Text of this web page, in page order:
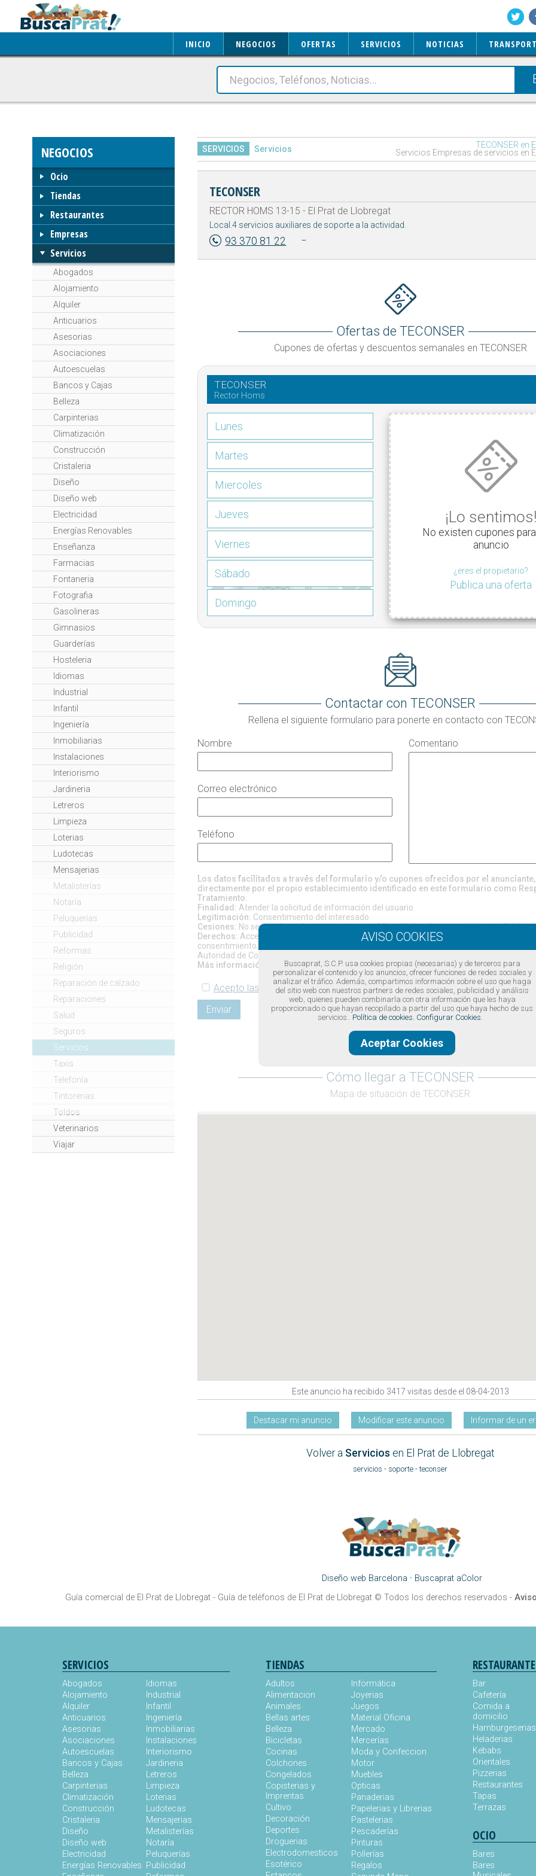
INICIO NEGOCIOS OFERTAS SERVICIOS NOTICIAS
NEGOCIOS
Ocio
Tiendas
Restaurantes
Empresas
Servicios
Abogados
Alojamiento
Alquiler
Anticuarios
Asesorias
Asociaciones
Autoescuelas
Bancos y Cajas
Belleza
Carpinterias
Climatización
Construcción
Cristaleria
Diseño
Diseño web
Electricidad
Energías Renovables
Enseñanza
Farmacias
Fontaneria
Fotografia
Gasolineras
Gimnasios
Guarderías
Hosteleria
Idiomas
Industrial
Infantil
Ingeniería
Inmobiliarias
Instalaciones
Interiorismo
Jardineria
Letreros
Limpieza
Loterias
Ludotecas
Mensajerias
Metalisterías
Notaría
Peluquerías
Publicidad
Reformas
Religión
Reparación de calzado
Reparaciones
Salud
Seguros
Servicios
Taxis
Telefonía
Tintorerias
Toldos
Veterinarios
Viajar
SERVICIOS Servicios
TECONSER en
Servicios Empresas de servicios en
TECONSER
RECTOR HOMS 13-15 - El Prat de Llobregat
Local.4 servicios auxiliares de soporte a la actividad.
93 370 81 22
Ofertas de TECONSER
Cupones de ofertas y descuentos semanales en TECONSER
TECONSER
Rector Homs
Lunes
Martes
Miercoles
Jueves
Viernes
Sábado
Domingo
¡Lo
No existen cupones
anuncio
¿eres el propietario?
Publica una oferta
Contactar con TECONSER
Rellena el siguiente formulario para ponerte en contacto con
Nombre
Correo electrónico
Teléfono
Comentario
Los datos facilitados a través del formulario y/o cupones ofrecidos por el
directamente por el propio establecimiento identificado en este formulario como
Tratamiento.
Finalidad: Atender la solicitud de información del usuario.
Legitimación: Consentimiento del interesado.
Cesiones: No se prevén cesiones, excepto por obligación legal o requerimiento judicial.
Derechos: Acceso, rectificación, supresión, oposición, limitación, portabilidad, revocación
consentimiento. Si considera que el tratamiento de sus datos no se ajusta a la normativa,
Autoridad de Control (
Más información:
https://www.buscaprat.com/avisos-legales/privacidad/ia49747
Acepto las condiciones legales
Enviar
Cómo llegar a TECONSER
Mapa de situación de TECONSER
Este anuncio ha recibido 3417 visitas desde el 08-04-2013
Destacar mi anuncio Modificar este anuncio Informar de un
Volver a Servicios en El Prat de Llobregat
servicios - soporte -teconser
Diseño web Barcelona · Buscaprat aColor
Guía comercial de El Prat de Llobregat - Guía de teléfonos de El Prat de Llobregat© Todos los derechos reservados -
SERVICIOS
Abogados
Alojamiento
Alquiler
Anticuarios
Asesorias
Asociaciones
Autoescuelas
Bancos y Cajas
Belleza
Carpinterias
Climatización
Construcción
Cristaleria
Diseño
Diseño web
Electricidad
Energías Renovables
Idiomas
Industrial
Infantil
Ingeniería
Inmobiliarias
Instalaciones
Interiorismo
Jardineria
Letreros
Limpieza
Loterias
Ludotecas
Mensajerias
Metalisterías
Notaría
Peluquerías
Publicidad
TIENDAS
Adultos
Alimentacion
Animales
Bellas artes
Belleza
Bicicletas
Cocinas
Colchones
Congelados
Copisterias y
Imprentas
Cultivo
Decoración
Deportes
Droguerias
Electrodomesticos
Esotérico
Informática
Joyerias
Juegos
Material Oficina
Mercado
Mercerías
Moda y Confeccion
Motor
Muebles
Opticas
Panaderias
Papelerias y Librerias
Pastelerias
Pescaderías
Pinturas
Pollerías
Regalos
Bar
Cafetería
Comida a
domicilio
Hamburgeserias
Heladerias
Kebabs
Orientales
Pizzerias
Restaurantes
Tapas
Terrazas
OCIO
Bares
Bares
Buscaprat, S.C.P. usa cookies propias (necesarias) y de terceros para
personalizar el contenido y los anuncios, ofrecer funciones de redes sociales y
analizar el tráfico. Además, compartimos información sobre el uso que haga
del sitio web con nuestros partners de redes sociales, publicidad y análisis
web, quienes pueden combinarla con otra información que les haya
proporcionado o que hayan recopilado a partir del uso que haya hecho de sus
servicios.. Política de cookies. Configurar Cookies.
Aceptar Cookies